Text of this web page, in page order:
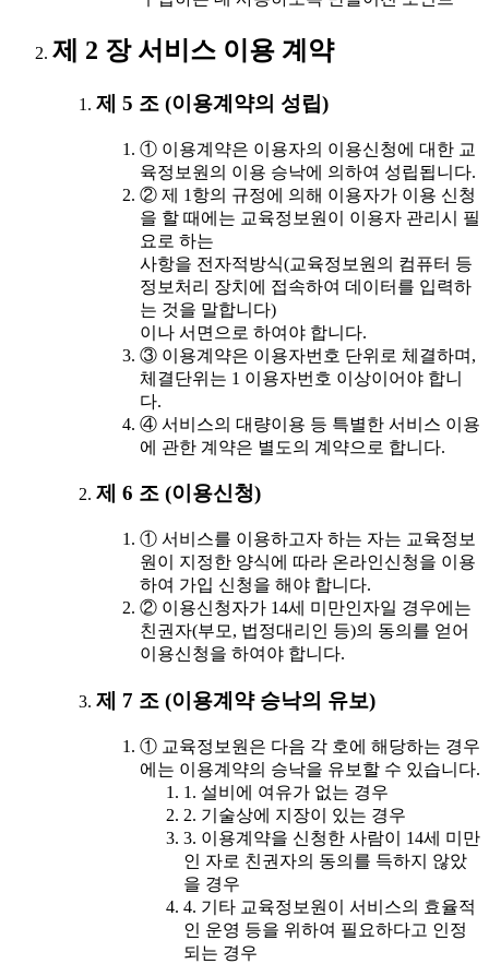
제 2 장 서비스 이용 계약
제 5 조 (이용계약의 성립)
① 이용계약은 이용자의 이용신청에 대한 교
육정보원의 이용 승낙에 의하여 성립됩니다.
② 제 1항의 규정에 의해 이용자가 이용 신청
을 할 때에는 교육정보원이 이용자 관리시 필
요로 하는
사항을 전자적방식(교육정보원의 컴퓨터 등
정보처리 장치에 접속하여 데이터를 입력하
는 것을 말합니다)
이나 서면으로 하여야 합니다.
③ 이용계약은 이용자번호 단위로 체결하며,
체결단위는 1 이용자번호 이상이어야 합니
다.
④ 서비스의 대량이용 등 특별한 서비스 이용
에 관한 계약은 별도의 계약으로 합니다.
제 6 조 (이용신청)
① 서비스를 이용하고자 하는 자는 교육정보
원이 지정한 양식에 따라 온라인신청을 이용
하여 가입 신청을 해야 합니다.
② 이용신청자가 14세 미만인자일 경우에는
친권자(부모, 법정대리인 등)의 동의를 얻어
이용신청을 하여야 합니다.
제 7 조 (이용계약 승낙의 유보)
① 교육정보원은 다음 각 호에 해당하는 경우
에는 이용계약의 승낙을 유보할 수 있습니다.
1. 설비에 여유가 없는 경우
2. 기술상에 지장이 있는 경우
3. 이용계약을 신청한 사람이 14세 미만
인 자로 친권자의 동의를 득하지 않았
을 경우
4. 기타 교육정보원이 서비스의 효율적
인 운영 등을 위하여 필요하다고 인정
되는 경우